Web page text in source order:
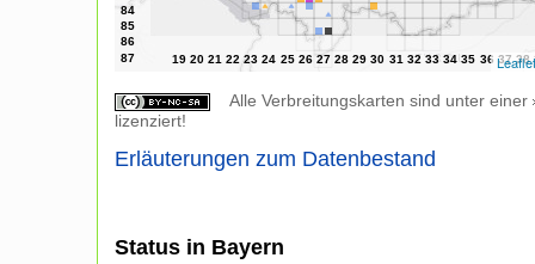
Leaflet
Alle Verbreitungskarten sind unter einer
lizenziert!
Erläuterungen zum Datenbestand
Status in Bayern